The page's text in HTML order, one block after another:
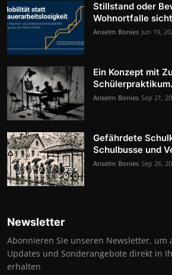
Stillstand oder
Wohnortfalle
Anselm Bonies Jun 19,
Ein Konzept mit
Anselm Bonies Sep 21,
Gefährdete
Schulbusse und
Anselm Bonies Sep 26,
Newsletter
Abonnieren Sie unseren Newsletter, um
Updates und Sonderangebote direkt in
erhalten